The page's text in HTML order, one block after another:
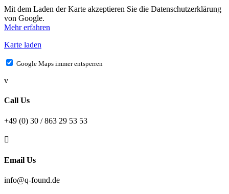
Mit dem Laden der Karte akzeptieren Sie die Datenschutzerklärung
von Google.
Mehr erfahren
Karte laden
Google Maps immer entsperren
v
Call Us
+49 (0) 30 / 863 29 53 53

Email Us
info@q-found.de